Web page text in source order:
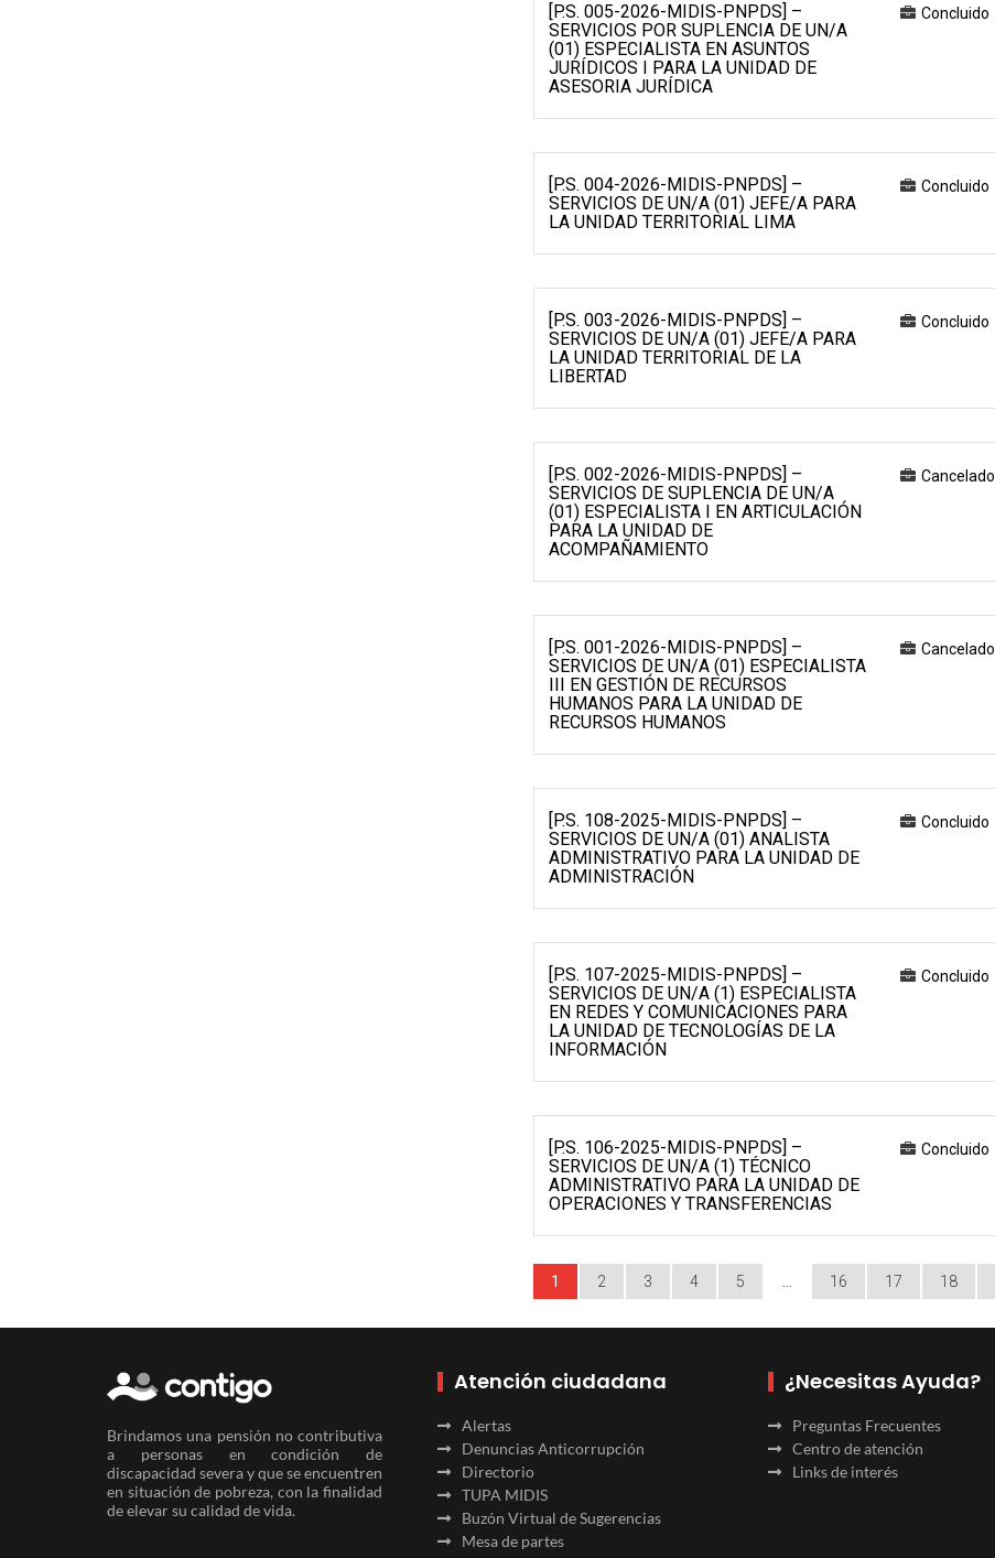
[P.S. 005-2026-MIDIS-PNPDS] –
SERVICIOS POR SUPLENCIA DE UN/A
(01) ESPECIALISTA EN ASUNTOS
JURÍDICOS I PARA LA UNIDAD DE
ASESORIA JURÍDICA
Concluido
[P.S. 004-2026-MIDIS-PNPDS] –
SERVICIOS DE UN/A (01) JEFE/A PARA
LA UNIDAD TERRITORIAL LIMA
Concluido
[P.S. 003-2026-MIDIS-PNPDS] –
SERVICIOS DE UN/A (01) JEFE/A PARA
LA UNIDAD TERRITORIAL DE LA
LIBERTAD
Concluido
[P.S. 002-2026-MIDIS-PNPDS] –
SERVICIOS DE SUPLENCIA DE UN/A
(01) ESPECIALISTA I EN ARTICULACIÓN
PARA LA UNIDAD DE
ACOMPAÑAMIENTO
Cancelado
[P.S. 001-2026-MIDIS-PNPDS] –
SERVICIOS DE UN/A (01) ESPECIALISTA
III EN GESTIÓN DE RECURSOS
HUMANOS PARA LA UNIDAD DE
RECURSOS HUMANOS
Cancelado
[P.S. 108-2025-MIDIS-PNPDS] –
SERVICIOS DE UN/A (01) ANALISTA
ADMINISTRATIVO PARA LA UNIDAD DE
ADMINISTRACIÓN
Concluido
[P.S. 107-2025-MIDIS-PNPDS] –
SERVICIOS DE UN/A (1) ESPECIALISTA
EN REDES Y COMUNICACIONES PARA
LA UNIDAD DE TECNOLOGÍAS DE LA
INFORMACIÓN
Concluido
[P.S. 106-2025-MIDIS-PNPDS] –
SERVICIOS DE UN/A (1) TÉCNICO
ADMINISTRATIVO PARA LA UNIDAD DE
OPERACIONES Y TRANSFERENCIAS
Concluido
1 2 3 4 5 16 17 18
Brindamos una pensión no contributiva
a personas en condición de
discapacidad severa y que se encuentren
en situación de pobreza, con la finalidad
de elevar su calidad de vida.
Atención ciudadana
Alertas
Denuncias Anticorrupción
Directorio
TUPA MIDIS
Buzón Virtual de Sugerencias
Mesa de partes
¿Necesitas Ayuda?
Preguntas Frecuentes
Centro de atención
Links de interés